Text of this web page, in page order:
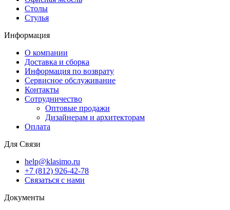
Столы
Стулья
Информация
О компании
Доставка и сборка
Информация по возврату
Сервисное обслуживание
Контакты
Сотрудничество
Оптовые продажи
Дизайнерам и архитекторам
Оплата
Для Связи
help@klasimo.ru
+7 (812) 926-42-78
Связаться с нами
Документы